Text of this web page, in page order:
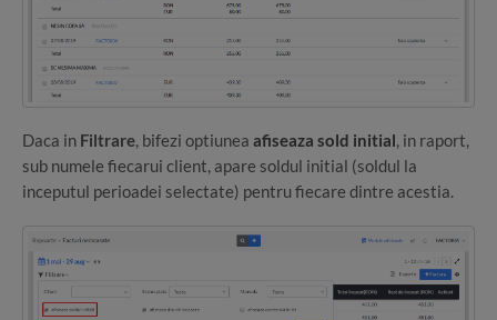
Daca in Filtrare, bifezi optiunea afiseaza sold initial, in raport,
sub numele fiecarui client, apare soldul initial (soldul la
inceputul perioadei selectate) pentru fiecare dintre acestia.